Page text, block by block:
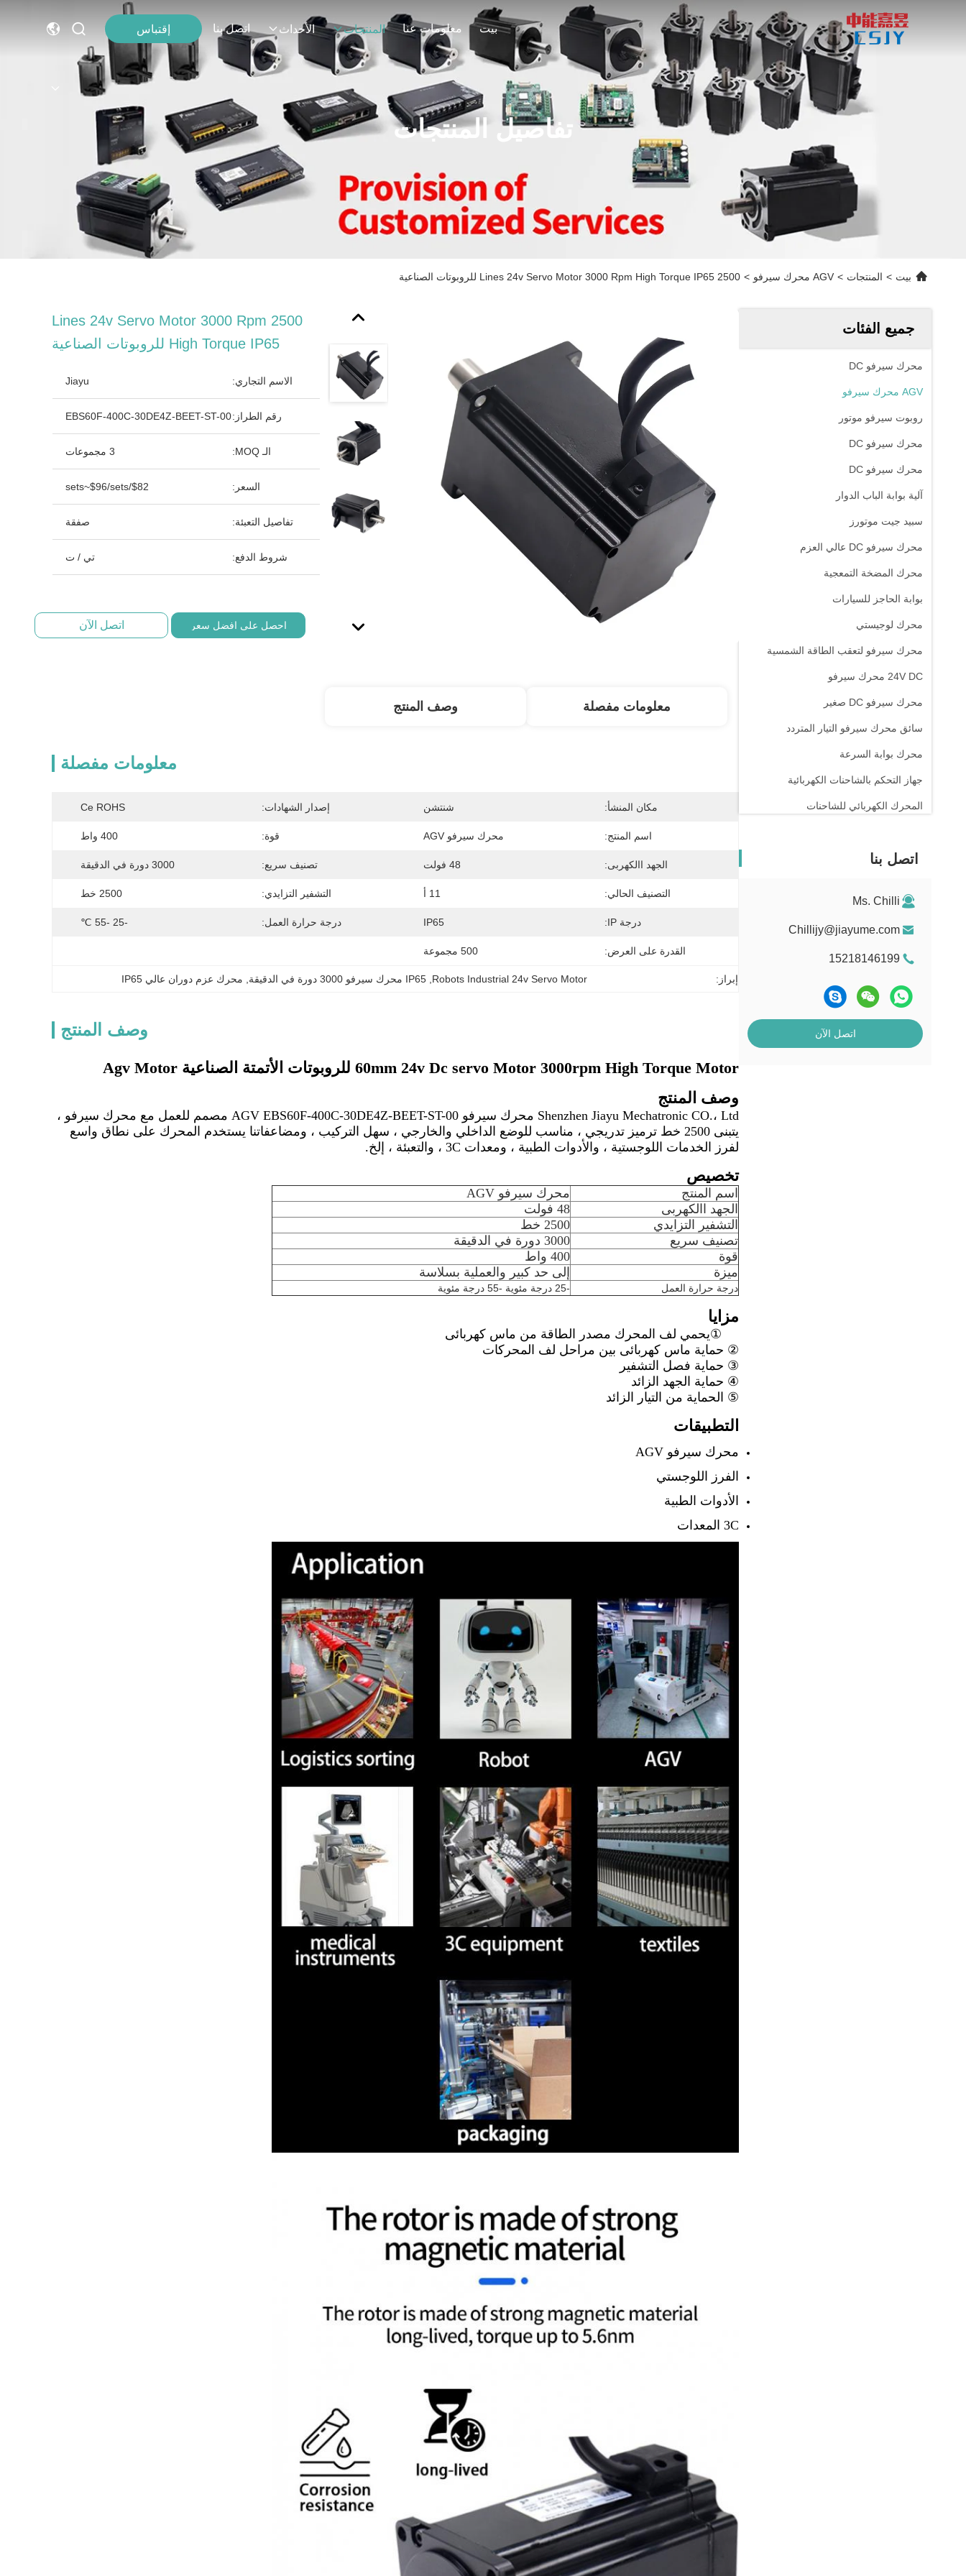
بيت معلومات عنا المنتجات الأحداث اتصل بنا إقتباس
تفاصيل المنتجات
بيت > المنتجات > AGV محرك سيرفو > 2500 Lines 24v Servo Motor 3000 Rpm High Torque IP65 للروبوتات الصناعية
جميع الفئات
محرك سيرفو DC
AGV محرك سيرفو
روبوت سيرفو موتور
محرك سيرفو DC
محرك سيرفو DC
آلية بوابة الباب الدوار
سبيد جيت موتورز
محرك سيرفو DC عالي العزم
محرك المضخة التمعجية
بوابة الحاجز للسيارات
محرك لوجيستي
محرك سيرفو لتعقب الطاقة الشمسية
24V DC محرك سيرفو
محرك سيرفو DC صغير
سائق محرك سيرفو التيار المتردد
محرك بوابة السرعة
جهاز التحكم بالشاحنات الكهربائية
المحرك الكهربائي للشاحنات
اتصل بنا
Ms. Chilli
Chillijy@jiayume.com
15218146199
اتصل الآن
2500 Lines 24v Servo Motor 3000 Rpm
High Torque IP65 للروبوتات الصناعية
الاسم التجاري: Jiayu
رقم الطراز:EBS60F-400C-30DE4Z-BEET-ST-00
الـ MOQ: 3 مجموعات
السعر: $82/sets~$96/sets
تفاصيل التعبئة: صفقة
شروط الدفع: تي / ت
احصل على افضل سعر اتصل الآن
معلومات مفصلة وصف المنتج
معلومات مفصلة
مكان المنشأ: شنتشن إصدار الشهادات: Ce ROHS
اسم المنتج: محرك سيرفو AGV قوة: 400 واط
الجهد االكهربى: 48 فولت تصنيف سريع: 3000 دورة في الدقيقة
التصنيف الحالي: 11 أ التشفير التزايدي: 2500 خط
درجة IP: IP65 درجة حرارة العمل: -25 -55 ℃
القدرة على العرض: 500 مجموعة
إبراز: Robots Industrial 24v Servo Motor
, IP65 محرك سيرفو 3000 دورة في الدقيقة محرك عزم دوران عالي IP65
وصف المنتج
60mm 24v Dc servo Motor 3000rpm High Torque Motor للروبوتات الأتمتة الصناعية Agv Motor
وصف المنتج
Shenzhen Jiayu Mechatronic CO.، Ltd محرك سيرفو AGV EBS60F-400C-30DE4Z-BEET-ST-00 مصمم للعمل مع محرك سيرفو ،
يتبنى 2500 خط ترميز تدريجي ، مناسب للوضع الداخلي والخارجي ، سهل التركيب ، ومضاعفاتنا يستخدم المحرك على نطاق واسع
لفرز الخدمات اللوجستية ، والأدوات الطبية ، ومعدات 3C ، والتعبئة ، إلخ.
تخصيص
اسم المنتج
محرك سيرفو AGV
الجهد االكهربى
48 فولت
التشفير التزايدي
2500 خط
تصنيف سريع
3000 دورة في الدقيقة
قوة
400 واط
ميزة
إلى حد كبير والعملية بسلاسة
درجة حرارة العمل -25 درجة مئوية -55 درجة مئوية
مزايا
①يحمي لف المحرك مصدر الطاقة من ماس كهربائى
② حماية ماس كهربائى بين مراحل لف المحركات
③ حماية فصل التشفير
④ حماية الجهد الزائد
⑤ الحماية من التيار الزائد
التطبيقات
محرك سيرفو AGV
الفرز اللوجستي
الأدوات الطبية
3C المعدات